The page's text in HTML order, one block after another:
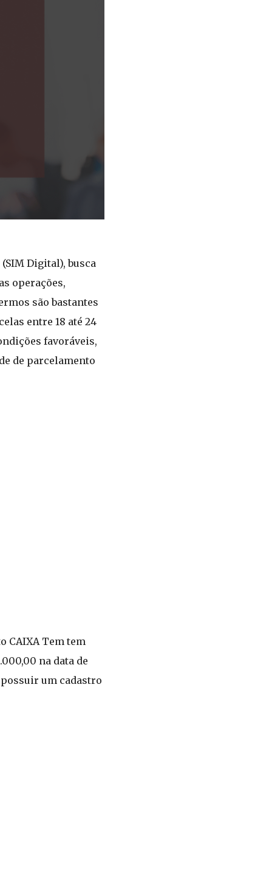
Digital), busca
operações,
são bastantes
entre 18 até 24
favoráveis,
de parcelamento
CAIXA Tem tem
na data de
um cadastro